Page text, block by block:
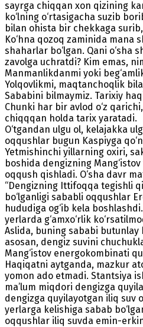
sayrga chiqqan xon qizining
ko‘lning o‘rtasigacha suzib
bilan ohista bir chekkaga
Ko‘hna qozoq zaminida mana
shaharlar bo‘lgan. Qani o‘sha
zavolga uchratdi? Kim emas,
Manmanlikdanmi yoki
Yolqovlikmi, maqtanchoqlik
Sababini bilmaymiz. Tarixiy
Chunki har bir avlod o‘z
chiqqqan holda tarix yaratadi.
O‘tgandan ulgu ol, kelajakka
oqqushlar bugun Kaspiyga
Yetmishinchi yillarning oxiri,
boshida dengizning
oqqush qishladi. O‘sha davr
“Dengizning Ittifoqqa tegishli
bo‘lganligi sababli oqqushlar
hududiga og‘ib kela
yerlarda g‘amxo‘rlik
Aslida, buning sababi butunlay
asosan, dengiz suvini
Mang‘istov energokombinati
Haqiqatni aytganda, mazkur
yomon ado etmadi. Stantsiya
ma’lum miqdori dengizga
dengizga quyilayotgan iliq suv
yerlarga kelishiga sabab
oqqushlar iliq suvda emin-